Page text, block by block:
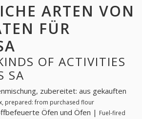
ARTEN VON
FÜR
OF ACTIVITIES
SA
zubereitet: aus gekauften
prepared: from purchased flour
Öfen und Öfen | Fuel-fired